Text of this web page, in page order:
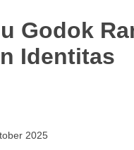
Godok
Identitas
2025